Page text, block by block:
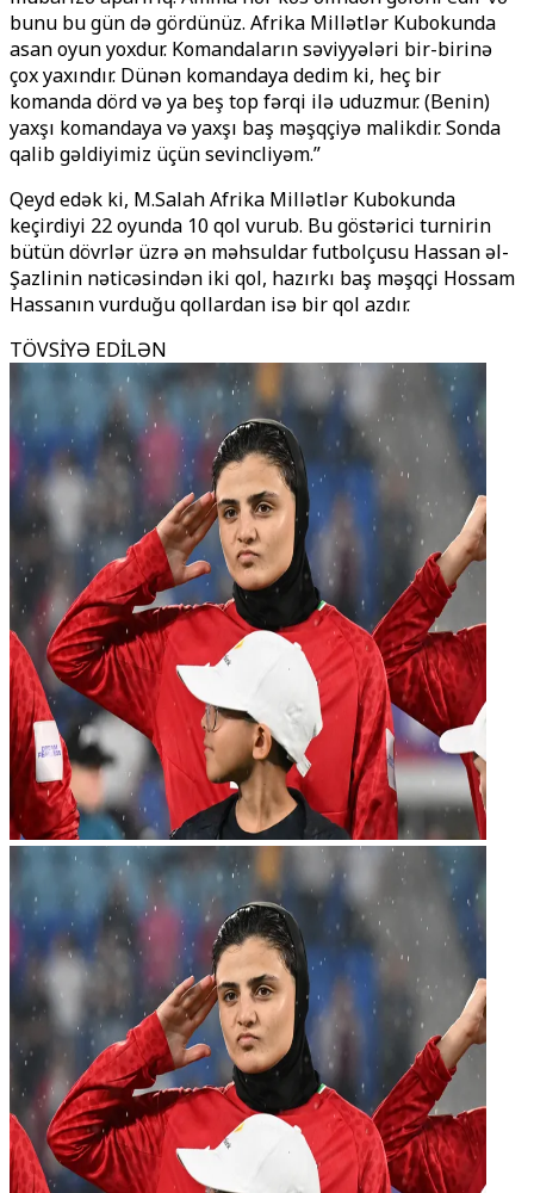
bunu bu gün də gördünüz. Afrika Millətlər Kubokunda
asan oyun yoxdur. Komandaların səviyyələri bir-birinə
çox yaxındır. Dünən komandaya dedim ki, heç bir
komanda dörd və ya beş top fərqi ilə uduzmur. (Benin)
yaxşı komandaya və yaxşı baş məşqçiyə malikdir. Sonda
qalib gəldiyimiz üçün sevincliyəm.”
Qeyd edək ki, M.Salah Afrika Millətlər Kubokunda
keçirdiyi 22 oyunda 10 qol vurub. Bu göstərici turnirin
bütün dövrlər üzrə ən məhsuldar futbolçusu Hassan əl-
Şazlinin nəticəsindən iki qol, hazırkı baş məşqçi Hossam
Hassanın vurduğu qollardan isə bir qol azdır.
TÖVSİYƏ EDİLƏN